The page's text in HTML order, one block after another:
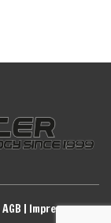
AGB | Impressum